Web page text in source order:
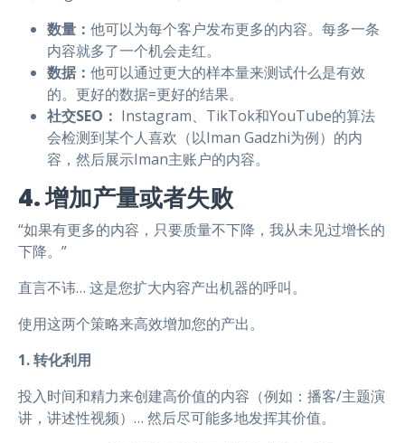
数量： 他可以为每个客户发布更多的内容。每多一条
内容就多了一个机会走红。
数据： 他可以通过更大的样本量来测试什么是有效
的。更好的数据=更好的结果。
社交SEO： Instagram、TikTok和YouTube的算法
会检测到某个人喜欢（以Iman Gadzhi为例）的内
容，然后展示Iman主账户的内容。
4. 增加产量或者失败
“如果有更多的内容，只要质量不下降，我从未见过增长的
下降。”
直言不讳… 这是您扩大内容产出机器的呼叫。
使用这两个策略来高效增加您的产出。
1. 转化利用
投入时间和精力来创建高价值的内容（例如：播客/主题演
讲，讲述性视频）… 然后尽可能多地发挥其价值。